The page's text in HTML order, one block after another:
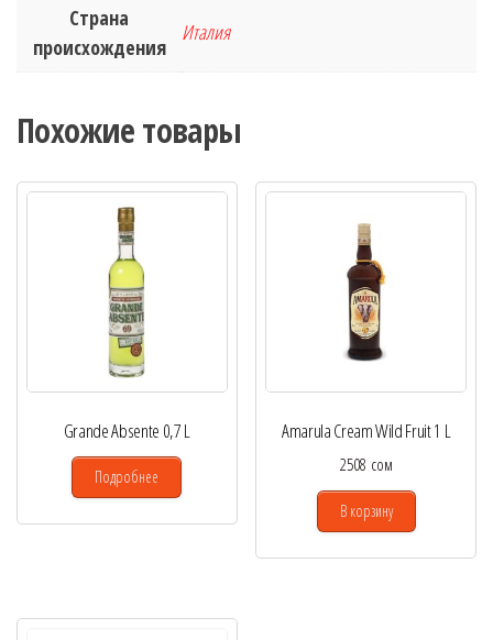
Страна
происхождения
Италия
Похожие товары
Grande Absente 0,7 L
Подробнее
Amarula Cream Wild Fruit 1 L
2508 сом
В корзину